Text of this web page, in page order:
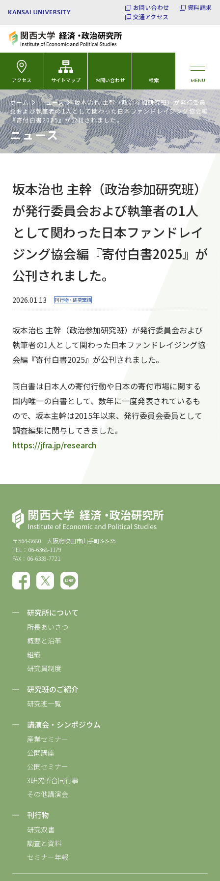
お問い合わせ
資料請求
交通アクセス
MENU
検索
お問い合わせ
サイトマップ
アクセス
ホーム ニュース
坂本治也 主幹（政治参加研究班）が発行委員
会および執筆者の1人として関わった日本ファンドレイジング協会編
『寄付白書2025』が公刊されました。
ニュース
坂本治也 主幹（政治参加研究班）
が発行委員会および執筆者の1人
として関わった日本ファンドレイ
ジング協会編『寄付白書2025』が
公刊されました。
2026.01.13 刊行物・研究業績
坂本治也 主幹（政治参加研究班）が発行委員会および
執筆者の1人として関わった日本ファンドレイジング協
会編『寄付白書2025』が公刊されました。
同白書は日本人の寄付行動や日本の寄付市場に関する
国内唯一の白書として、数年に一度発表されているも
ので、坂本主幹は2015年以来、発行委員会委員として
調査編集に関与してきました。
https://jfra.jp/research
〒564-8680 大阪府吹田市山手町3-3-35
TEL：06-6368-1179
FAX：06-6339-7721
研究所について
所長あいさつ
概要と沿革
組織
研究員制度
研究班のご紹介
研究班一覧
講演会・シンポジウム
産業セミナー
公開講座
公開セミナー
3研究所合同行事
その他講演会
刊行物
研究双書
調査と資料
セミナー年報